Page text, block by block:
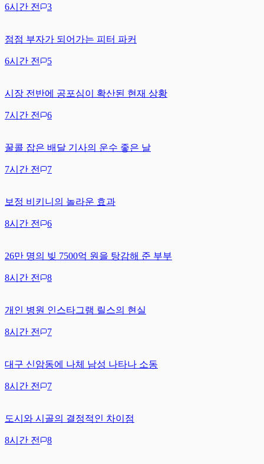
6시간 전 3
점점 부자가 되어가는 피터 파커
6시간 전 5
시장 전반에 공포심이 확산된 현재 상황
7시간 전 6
꿀콜 잡은 배달 기사의 운수 좋은 날
7시간 전 7
보정 비키니의 놀라운 효과
8시간 전 6
26만 명의 빚 7500억 원을 탕감해 준 부부
8시간 전 8
개인 병원 인스타그램 릴스의 현실
8시간 전 7
대구 신암동에 나체 남성 나타나 소동
8시간 전 7
도시와 시골의 결정적인 차이점
8시간 전 8